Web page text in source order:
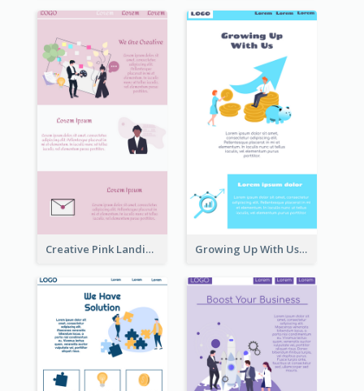
Creative Pink Landing Page Growing Up With Us Landing Page